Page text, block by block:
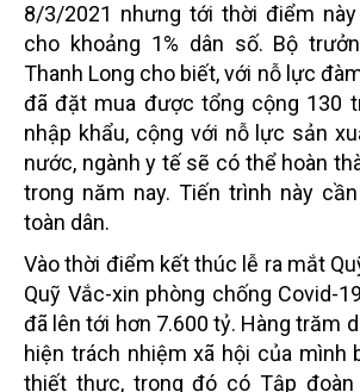
8/3/2021 nhưng tới thời điểm
cho khoảng 1% dân số. Bộ
Thanh Long cho biết, với nỗ lực
đã đặt mua được tổng cộng 130
nhập khẩu, cộng với nỗ lực sản
nước, ngành y tế sẽ có thể hoàn
trong năm nay. Tiến trình này
toàn dân.
Vào thời điểm kết thúc lễ ra mắt
Quỹ Vắc-xin phòng chống Covid-
đã lên tới hơn 7.600 tỷ. Hàng trăm
hiện trách nhiệm xã hội của mình
thiết thực, trong đó có Tập đoàn